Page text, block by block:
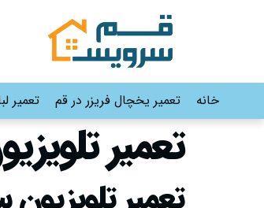
خانه تعمیر یخچال فریزر در قم تعمیر
تعمیر